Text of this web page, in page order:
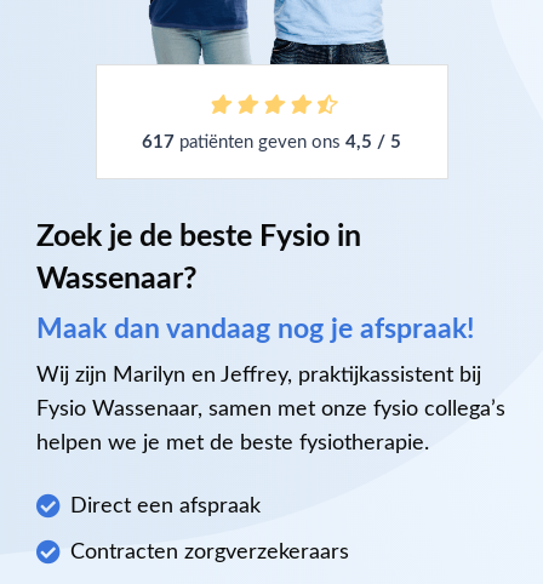
617 patiënten geven ons 4,5 / 5
Zoek je de beste Fysio in
Wassenaar?
Maak dan vandaag nog je afspraak!
Wij zijn Marilyn en Jeffrey, praktijkassistent bij
Fysio Wassenaar, samen met onze fysio collega’s
helpen we je met de beste fysiotherapie.
Direct een afspraak
Contracten zorgverzekeraars